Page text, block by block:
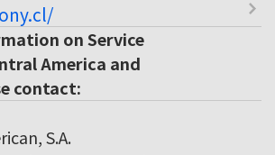
on Service
America and
contact:
S.A.